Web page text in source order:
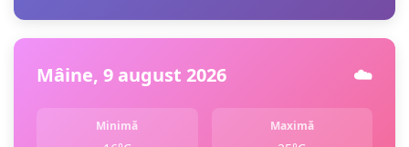
Mâine, 9 august 2026 ☁️
Minimă Maximă